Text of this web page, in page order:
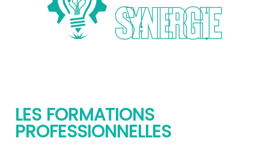
LES FORMATIONS
PROFESSIONNELLES